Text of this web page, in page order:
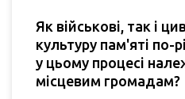
Як військові, так і
культуру пам'яті по-
у цьому процесі
місцевим громадам?